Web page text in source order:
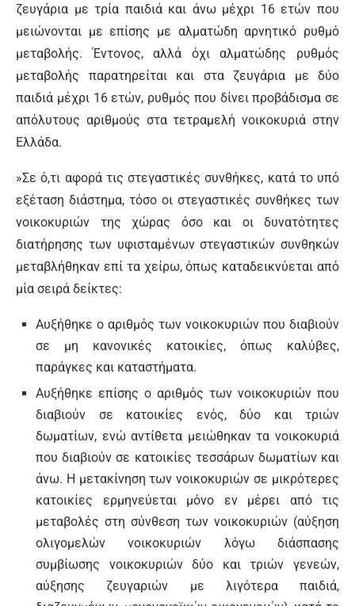
ζευγάρια µε τρία παιδιά και άνω µέχρι 16 ετών που
µειώνονται µε επίσης με αλµατώδη αρνητικό ρυθµό
µεταβολής. Έντονος, αλλά όχι αλµατώδης ρυθµός
µεταβολής παρατηρείται και στα ζευγάρια µε δύο
παιδιά µέχρι 16 ετών, ρυθµός που δίνει προβάδισµα σε
απόλυτους αριθµούς στα τετραµελή νοικοκυριά στην
Ελλάδα.
»Σε ό,τι αφορά τις στεγαστικές συνθήκες, κατά το υπό
εξέταση διάστηµα, τόσο οι στεγαστικές συνθήκες των
νοικοκυριών της χώρας όσο και οι δυνατότητες
διατήρησης των υφισταµένων στεγαστικών συνθηκών
µεταβλήθηκαν επί τα χείρω, όπως καταδεικνύεται από
µία σειρά δείκτες:
Αυξήθηκε ο αριθµός των νοικοκυριών που διαβιούν
σε µη κανονικές κατοικίες, όπως καλύβες,
παράγκες και καταστήµατα.
Αυξήθηκε επίσης ο αριθµός των νοικοκυριών που
διαβιούν σε κατοικίες ενός, δύο και τριών
δωµατίων, ενώ αντίθετα µειώθηκαν τα νοικοκυριά
που διαβιούν σε κατοικίες τεσσάρων δωµατίων και
άνω. Η µετακίνηση των νοικοκυριών σε µικρότερες
κατοικίες ερµηνεύεται µόνο εν µέρει από τις
µεταβολές στη σύνθεση των νοικοκυριών (αύξηση
ολιγοµελών νοικοκυριών λόγω διάσπασης
συµβίωσης νοικοκυριών δύο και τριών γενεών,
αύξησης ζευγαριών µε λιγότερα παιδιά,